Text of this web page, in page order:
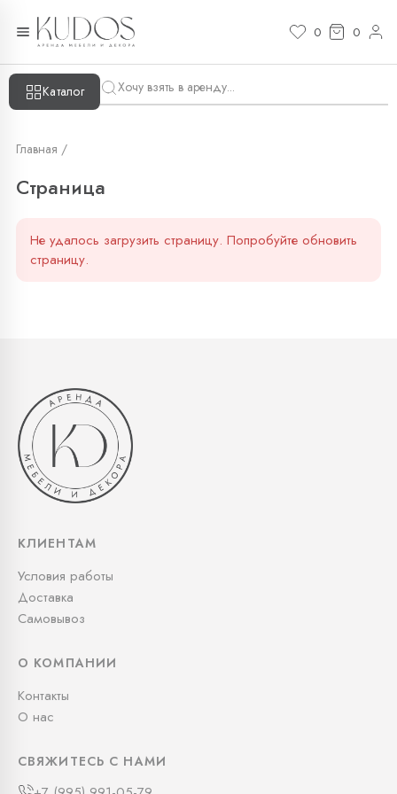
0 0
Каталог
Главная /
Страница
Не удалось загрузить страницу. Попробуйте обновить
страницу.
КЛИЕНТАМ
Условия работы
Доставка
Самовывоз
О КОМПАНИИ
Контакты
О нас
СВЯЖИТЕСЬ С НАМИ